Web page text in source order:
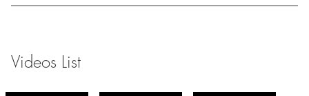
Videos List